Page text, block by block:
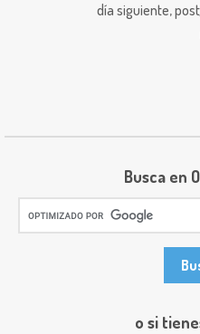
día siguiente,
Busca en
o si